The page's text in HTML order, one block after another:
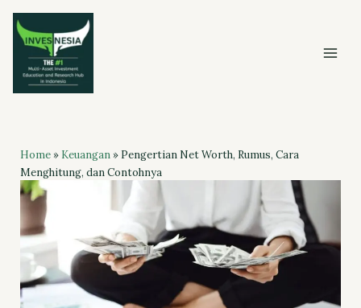
Skip
content
Home» Keuangan» Pengertian Net Worth, Rumus, Cara
Menghitung, dan Contohnya